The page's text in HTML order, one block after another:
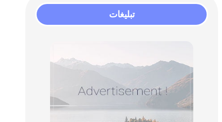
تبلیغات